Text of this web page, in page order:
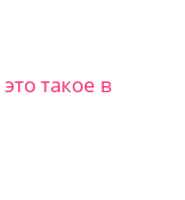
такое в